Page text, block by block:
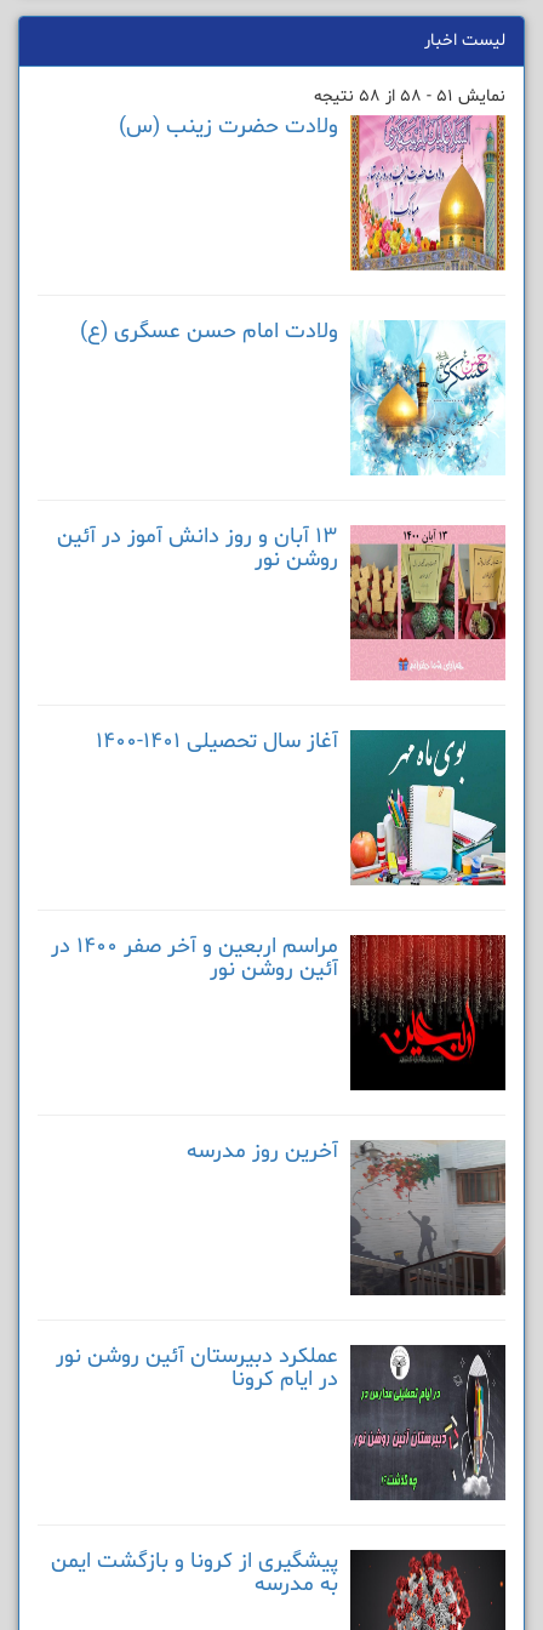
لیست اخبار
نمایش 51 - 58 از 58 نتیجه
ولادت حضرت زینب (س)
ولادت امام حسن عسگری (ع)
13 آبان و روز دانش آموز در آئین
روشن نور
آغاز سال تحصیلی 1401-1400
مراسم اربعین و آخر صفر 1400 در
آئین روشن نور
آخرین روز مدرسه
عملکرد دبیرستان آئین روشن نور
در ایام کرونا
پیشگیری از کرونا و بازگشت ایمن
به مدرسه